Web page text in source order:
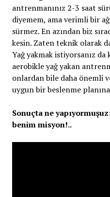
antrenmanınız 2-3 saat
diyemem, ama verimli bir
sürmez. En azından biz
kesin. Zaten teknik olarak
Yağ yakmak istiyorsanız
aerobikle yağ yakan
onlardan bile daha önemli
uygun bir beslenme
Sonuçta ne
benim misyon!..